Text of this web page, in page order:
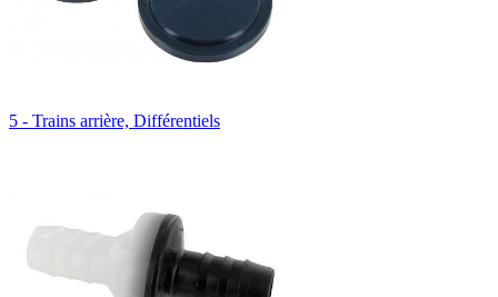
5 - Trains arrière, Différentiels